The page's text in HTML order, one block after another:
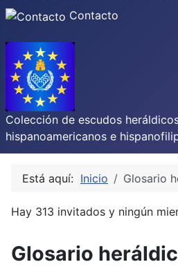
Contacto
Colección de escudos
hispanoamericanos e
Está aquí: Inicio Glosario
Hay 313 invitados y ningún
Glosario